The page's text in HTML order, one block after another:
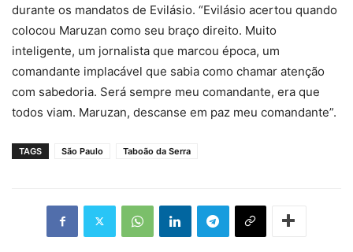
durante os mandatos de Evilásio. “Evilásio acertou quando
colocou Maruzan como seu braço direito. Muito
inteligente, um jornalista que marcou época, um
comandante implacável que sabia como chamar atenção
com sabedoria. Será sempre meu comandante, era que
todos viam. Maruzan, descanse em paz meu comandante”.
TAGS São Paulo Taboão da Serra